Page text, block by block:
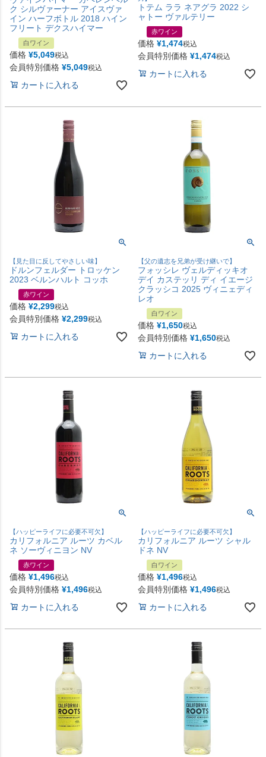
ク シルヴァーナー アイスヴァ
イン ハーフボトル 2018 ハイン
フリート デクスハイマー
白ワイン
価格 ¥5,049税込
会員特別価格 ¥5,049税込
カートに入れる
トテム ララ ネアグラ 2022 シ
ャトー ヴァルテリー
赤ワイン
価格 ¥1,474税込
会員特別価格 ¥1,474税込
カートに入れる
【見た目に反してやさしい味】
ドルンフェルダー トロッケン
2023 ベルンハルト コッホ
赤ワイン
価格 ¥2,299税込
会員特別価格 ¥2,299税込
カートに入れる
【父の遺志を兄弟が受け継いで】
フォッシレ ヴェルディッキオ
デイ カステッリ ディ イエージ
クラッシコ 2025 ヴィニェディ
レオ
白ワイン
価格 ¥1,650税込
会員特別価格 ¥1,650税込
カートに入れる
【ハッピーライフに必要不可欠】
カリフォルニア ルーツ カベル
ネ ソーヴィニヨン NV
赤ワイン
価格 ¥1,496税込
会員特別価格 ¥1,496税込
カートに入れる
【ハッピーライフに必要不可欠】
カリフォルニア ルーツ シャル
ドネ NV
白ワイン
価格 ¥1,496税込
会員特別価格 ¥1,496税込
カートに入れる